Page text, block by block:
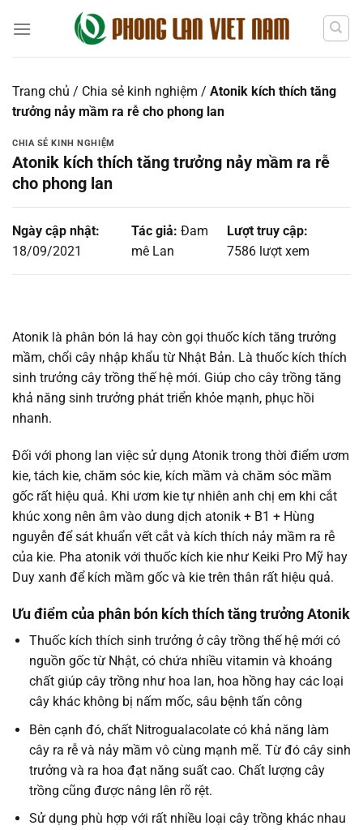
đến
Trang chủ / Chia sẻ kinh nghiệm / Atonik kích thích tăng
trưởng nảy mầm ra rễ cho phong lan
CHIA SẺ KINH NGHIỆM
Atonik kích thích tăng trưởng nảy mầm ra rễ
cho phong lan
Ngày cập nhật:
18/09/2021
Tác giả: Đam
mê Lan
Lượt truy cập:
7586 lượt xem
Atonik là phân bón lá hay còn gọi thuốc kích tăng trưởng
mầm, chổi cây nhập khẩu từ Nhật Bản. Là thuốc kích thích
sinh trưởng cây trồng thế hệ mới. Giúp cho cây trồng tăng
khả năng sinh trưởng phát triển khỏe mạnh, phục hồi
nhanh.
Đối với phong lan việc sử dụng Atonik trong thời điểm ươm
kie, tách kie, chăm sóc kie, kích mầm và chăm sóc mầm
gốc rất hiệu quả. Khi ươm kie tự nhiên anh chị em khi cắt
khúc xong nên âm vào dung dịch atonik + B1 + Hùng
nguyễn để sát khuẩn vết cắt và kích thích nảy mầm ra rễ
của kie. Pha atonik với thuốc kích kie như Keiki Pro Mỹ hay
Duy xanh để kích mầm gốc và kie trên thân rất hiệu quả.
Ưu điểm của phân bón kích thích tăng trưởng Atonik
Thuốc kích thích sinh trưởng ở cây trồng thế hệ mới có
nguồn gốc từ Nhật, có chứa nhiều vitamin và khoáng
chất giúp cây trồng như hoa lan, hoa hồng hay các loại
cây khác không bị nấm mốc, sâu bệnh tấn công
Bên cạnh đó, chất Nitrogualacolate có khả năng làm
cây ra rễ và nảy mầm vô cùng mạnh mẽ. Từ đó cây sinh
trưởng và ra hoa đạt năng suất cao. Chất lượng cây
trồng cũng được nâng lên rõ rệt.
Sử dụng phù hợp với rất nhiều loại cây trồng khác nhau